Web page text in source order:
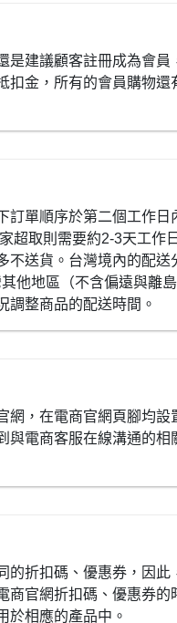
是建議顧客註冊成為會
扣金，所有的會員購物
訂單順序於第二個工作
超取則需要約2-3天工作
不送貨。台灣境內的配
他地區（不含偏遠與離
調整商品的配送時間。
，在電商官網頁腳均設
與電商客服在線溝通的
的折扣碼、優惠券，因
商官網折扣碼、優惠券
於相應的產品中。